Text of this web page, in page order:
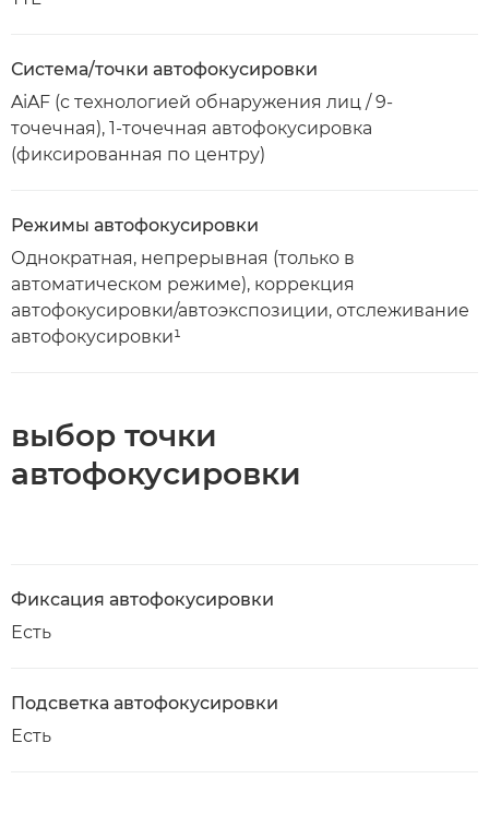
Система/точки автофокусировки
AiAF (с технологией обнаружения лиц / 9-
точечная), 1-точечная автофокусировка
(фиксированная по центру)
Режимы автофокусировки
Однократная, непрерывная (только в
автоматическом режиме), коррекция
автофокусировки/автоэкспозиции, отслеживание
автофокусировки¹
выбор точки
автофокусировки
Фиксация автофокусировки
Есть
Подсветка автофокусировки
Есть